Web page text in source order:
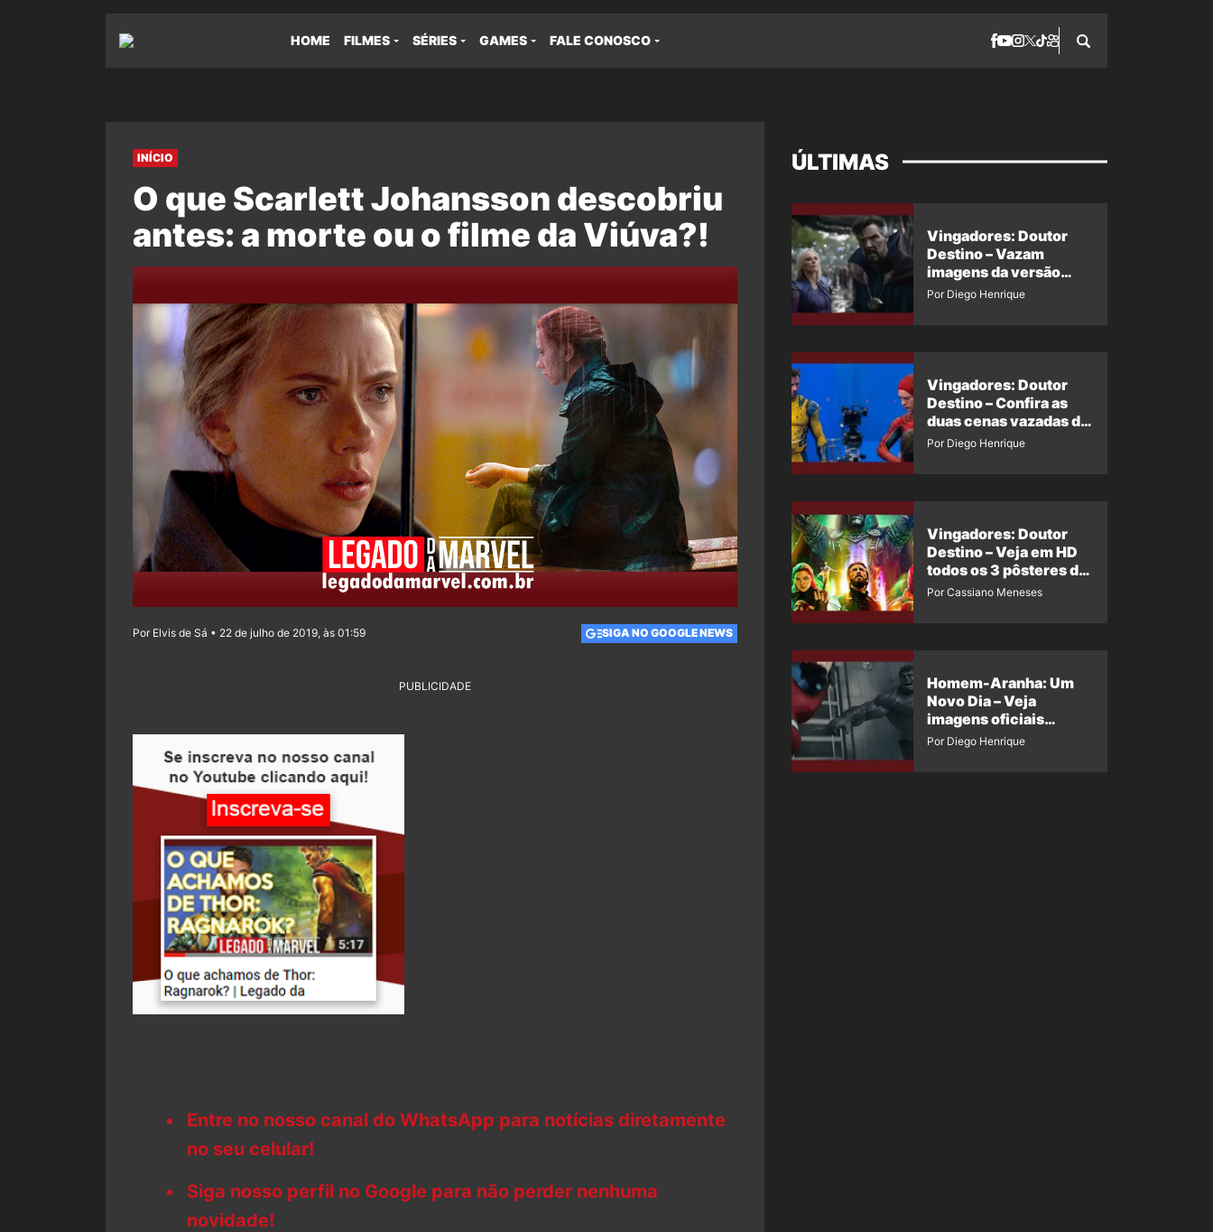
HOME FILMES SÉRIES GAMES FALE CONOSCO
INÍCIO
O que Scarlett Johansson descobriu
antes: a morte ou o filme da Viúva?!
Por Elvis de Sá • 22 de julho de 2019, às 01:59 SIGA NO GOOGLE NEWS
PUBLICIDADE
Entre no nosso canal do WhatsApp para notícias diretamente
no seu celular!
Siga nosso perfil no Google para não perder nenhuma
novidade!
ÚLTIMAS
Vingadores: Doutor
Destino – Vazam
imagens da versão
maligna do Doutor
Por Diego Henrique
Vingadores: Doutor
Destino – Confira as
duas cenas vazadas do
Wolverine e o Homem-
Por Diego Henrique
Vingadores: Doutor
Destino – Veja em HD
todos os 3 pôsteres de
‘Doomsday’ + 1 imagem
Por Cassiano Meneses
Homem-Aranha: Um
Novo Dia – Veja
imagens oficiais
descartadas do Hulk
Por Diego Henrique